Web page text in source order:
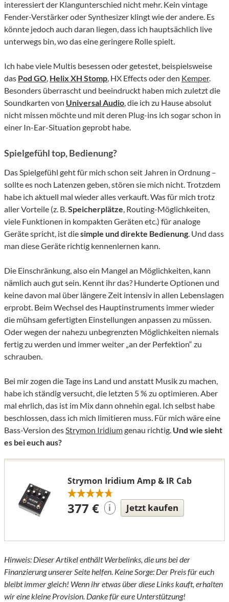
interessiert der Klangunterschied nicht mehr. Kein vintage
Fender-Verstärker oder Synthesizer klingt wie der andere. Es
könnte jedoch auch daran liegen, dass ich hauptsächlich live
unterwegs bin, wo das eine geringere Rolle spielt.
Ich habe viele Multis besessen oder getestet, beispielsweise
das Pod GO, Helix XH Stomp, HX Effects oder den Kemper.
Besonders überrascht und beeindruckt haben mich zuletzt die
Soundkarten von Universal Audio, die ich zu Hause absolut
nicht missen möchte und mit deren Plug-ins ich sogar schon in
einer In-Ear-Situation geprobt habe.
Spielgefühl top, Bedienung?
Das Spielgefühl geht für mich schon seit Jahren in Ordnung –
sollte es noch Latenzen geben, stören sie mich nicht. Trotzdem
habe ich aktuell mal wieder alles verkauft. Was für mich trotz
aller Vorteile (z. B.Speicherplätze, Routing-Möglichkeiten,
viele Funktionen in kompakten Geräten etc.) für analoge
Geräte spricht, ist diesimple und direkte Bedienung. Und dass
man diese Geräte richtig kennenlernen kann.
Die Einschränkung, also ein Mangel an Möglichkeiten, kann
nämlich auch gut sein. Kennt ihr das? Hunderte Optionen und
keine davon mal über längere Zeit intensiv in allen Lebenslagen
erprobt. Beim Wechsel des Hauptinstruments immer wieder
die mühsam gefertigten Einstellungen anpassen zu müssen.
Oder wegen der nahezu unbegrenzten Möglichkeiten niemals
fertig zu werden und immer weiter „an der Perfektion“ zu
schrauben.
Bei mir zogen die Tage ins Land und anstatt Musik zu machen,
habe ich ständig versucht, die letzten 5 % zu optimieren. Aber
mal ehrlich, das ist im Mix dann ohnehin egal. Ich selbst habe
beschlossen, dass ich mich limitieren muss. Für mich wäre eine
Bass-Version desStrymon Iridiumgenau richtig. Und wie sieht
es bei euch aus?
Strymon Iridium Amp & IR Cab
377 € i Jetzt kaufen
Hinweis: Dieser Artikel enthält Werbelinks, die uns bei der
Finanzierung unserer Seite helfen. Keine Sorge: Der Preis für euch
bleibt immer gleich! Wenn ihr etwas über diese Links kauft, erhalten
wir eine kleine Provision. Danke für eure Unterstützung!